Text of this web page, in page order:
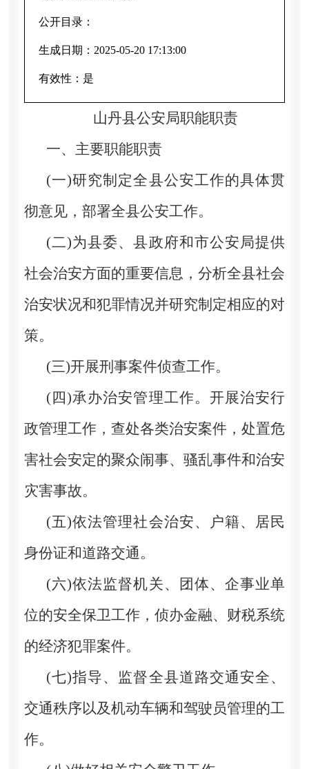
公开目录：
生成日期： 2025-05-20 17:13:00
有效性： 是
山丹县公安局职能职责
一、主要职能职责
(一)研究制定全县公安工作的具体贯
彻意见，部署全县公安工作。
(二)为县委、县政府和市公安局提供
社会治安方面的重要信息，分析全县社会
治安状况和犯罪情况并研究制定相应的对
策。
(三)开展刑事案件侦查工作。
(四)承办治安管理工作。开展治安行
政管理工作，查处各类治安案件，处置危
害社会安定的聚众闹事、骚乱事件和治安
灾害事故。
(五)依法管理社会治安、户籍、居民
身份证和道路交通。
(六)依法监督机关、团体、企事业单
位的安全保卫工作，侦办金融、财税系统
的经济犯罪案件。
(七)指导、监督全县道路交通安全、
交通秩序以及机动车辆和驾驶员管理的工
作。